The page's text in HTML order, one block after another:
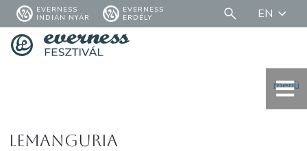
EVERNESS
INDIÁN NYÁR
EVERNESS
ERDÉLY
EN
menü
LEMangURIA